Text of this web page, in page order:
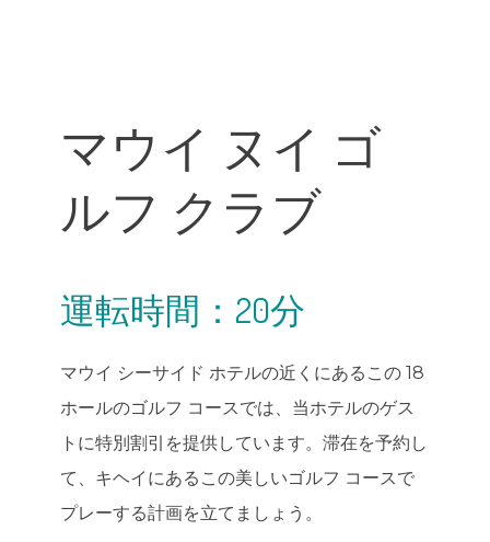
マウイ ヌイ ゴ
ルフ クラブ
運転時間：20分
マウイ シーサイド ホテルの近くにあるこの 18
ホールのゴルフ コースでは、当ホテルのゲス
トに特別割引を提供しています。滞在を予約し
て、キヘイにあるこの美しいゴルフ コースで
プレーする計画を立てましょう。